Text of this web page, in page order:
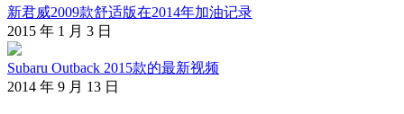
新君威2009款舒适版在2014年加油记录
2015 年 1 月 3 日
Subaru Outback 2015款的最新视频
2014 年 9 月 13 日